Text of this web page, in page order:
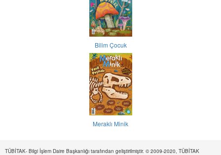
Bilim Çocuk
Meraklı Minik
TÜBİTAK- Bilgi İşlem Daire Başkanlığı tarafından geliştirilmiştir. © 2009-2020, TÜBİTAK